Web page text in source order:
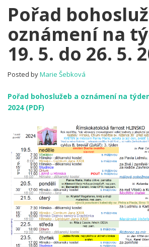
Pořad
oznámení na
19. 5. do 26. 5.
Posted byMarie Šebková
Pořad bohoslužeb a oznámení na
2024 (PDF)